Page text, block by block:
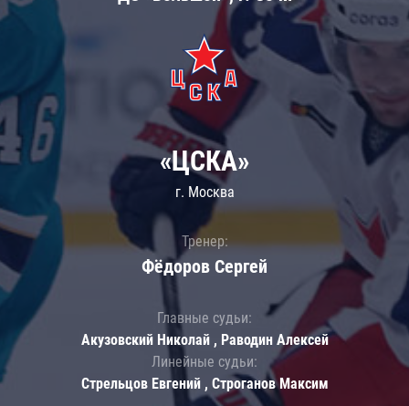
«ЦСКА»
г. Москва
Тренер:
Фёдоров Сергей
Главные судьи:
Акузовский Николай , Раводин Алексей
Линейные судьи:
Стрельцов Евгений , Строганов Максим